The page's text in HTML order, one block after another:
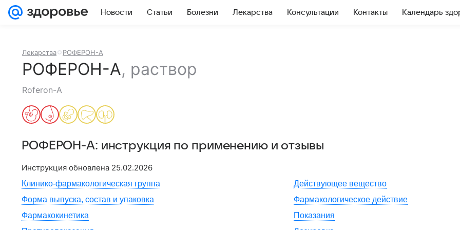
Новости Статьи Болезни Лекарства Консультации Контакты Календарь
Лекарства РОФЕРОН-А
РОФЕРОН-А, раствор
Roferon-A
РОФЕРОН-А: инструкция по применению и отзывы
Инструкция обновлена 25.02.2026
Клинико-фармакологическая группа
Действующее вещество
Форма выпуска, состав и упаковка
Фармакологическое действие
Фармакокинетика
Показания